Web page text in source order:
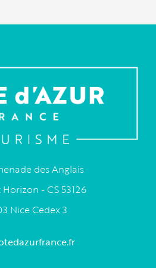
des Anglais
- CS 53126
Nice Cedex 3